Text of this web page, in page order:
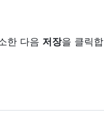
한 다음 저장을 클릭